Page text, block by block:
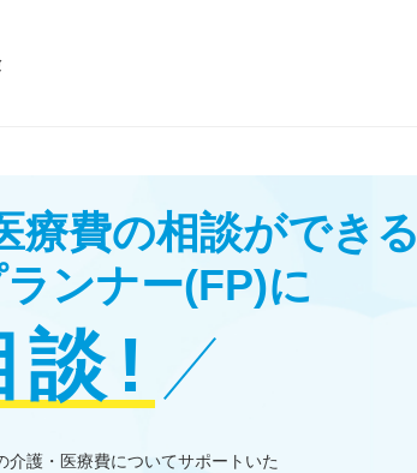
療費の相談ができる
ンナー(FP)に
談!
護・医療費についてサポートいた